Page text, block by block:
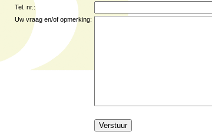
Tel. nr.:
Uw vraag en/of opmerking: